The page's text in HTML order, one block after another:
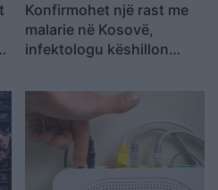
Konfirmohet një rast me
malarie në Kosovë,
infektologu këshillon